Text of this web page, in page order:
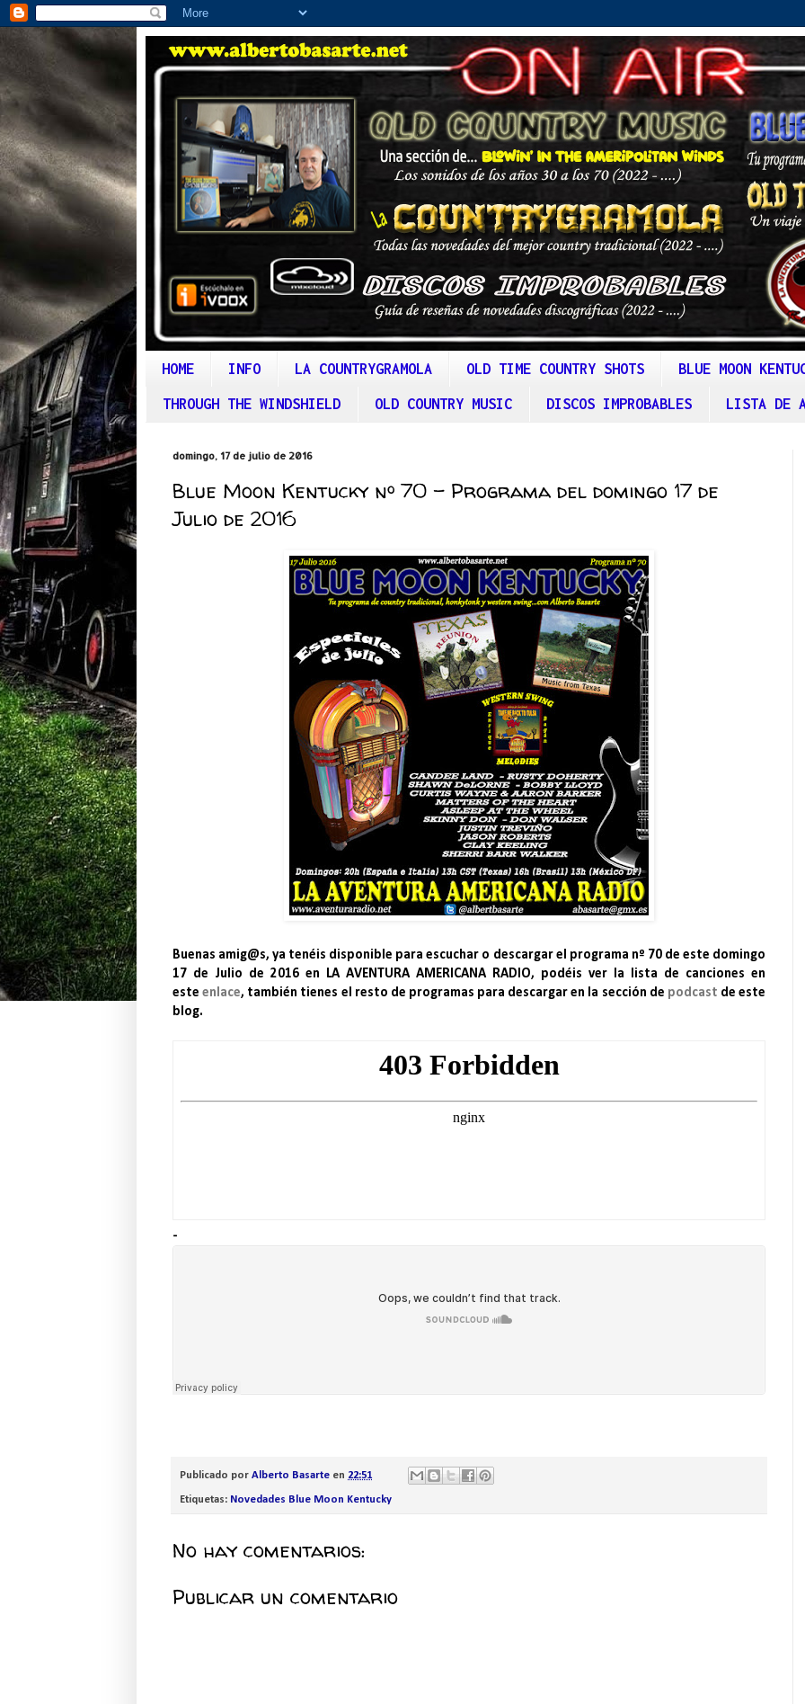
HOME INFO LA COUNTRYGRAMOLA OLD TIME COUNTRY SHOTS BLUE MOON
THROUGH THE WINDSHIELD OLD COUNTRY MUSIC DISCOS IMPROBABLES LISTA DE
domingo, 17 de julio de 2016
Blue Moon Kentucky nº 70 – Programa del domingo 17 de
Julio de 2016
Buenas amig@s, ya tenéis disponible para escuchar o descargar el programa nº 70 de este domingo
17 de Julio de 2016 en LA AVENTURA AMERICANA RADIO, podéis ver la lista de canciones en
esteenlace, también tienes el resto de programas para descargar en la sección de podcast de este
blog.
-
Publicado por Alberto Basarte en 22:51
Etiquetas: Novedades Blue Moon Kentucky
No hay comentarios:
Publicar un comentario